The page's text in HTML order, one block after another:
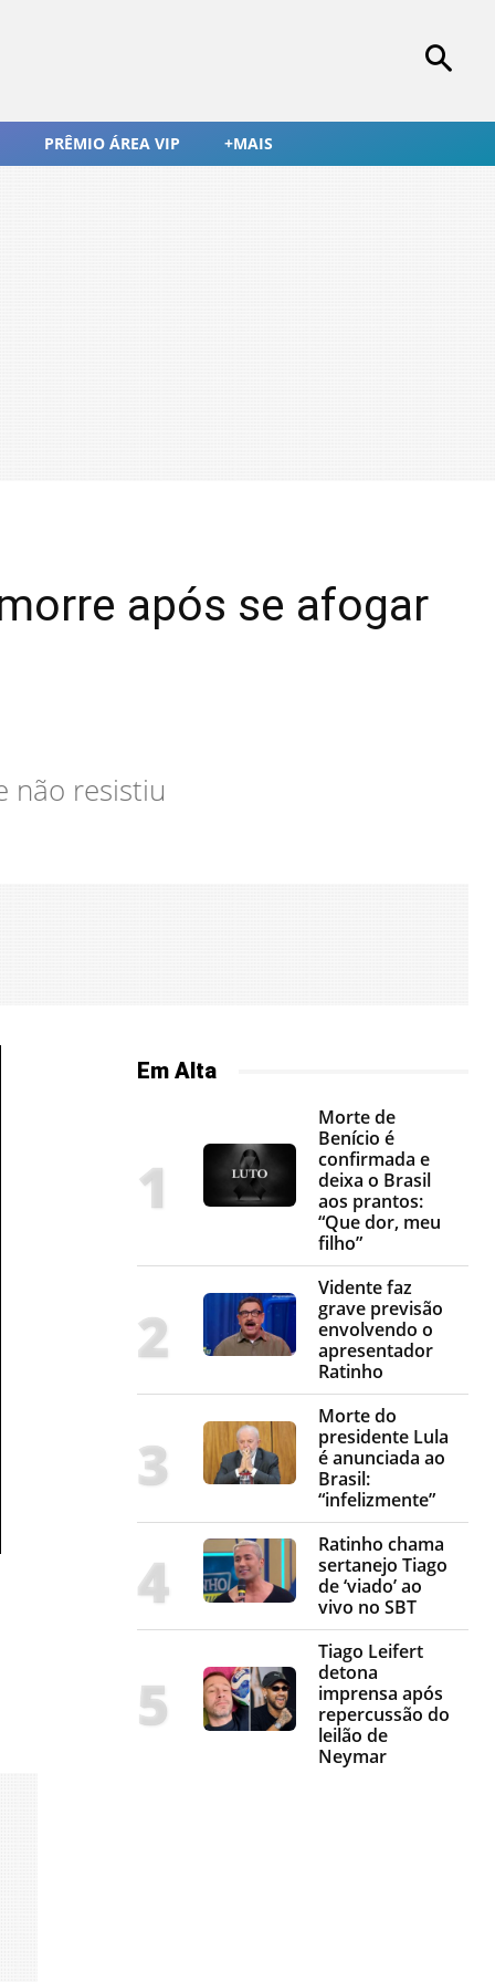
PRÊMIO ÁREA VIP +MAIS
após se afogar
não resistiu
Em Alta
Morte de
Benício é
confirmada e
deixa o Brasil
aos prantos:
“Que dor, meu
filho”
Vidente faz
grave previsão
envolvendo o
apresentador
Ratinho
Morte do
presidente Lula
é anunciada ao
Brasil:
“infelizmente”
Ratinho chama
sertanejo Tiago
de ‘viado’ ao
vivo no SBT
Tiago Leifert
detona
imprensa após
repercussão do
leilão de
Neymar